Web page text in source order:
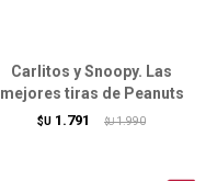
Carlitos y Snoopy. Las
mejores tiras de Peanuts
$U 1.791 $U 1.990